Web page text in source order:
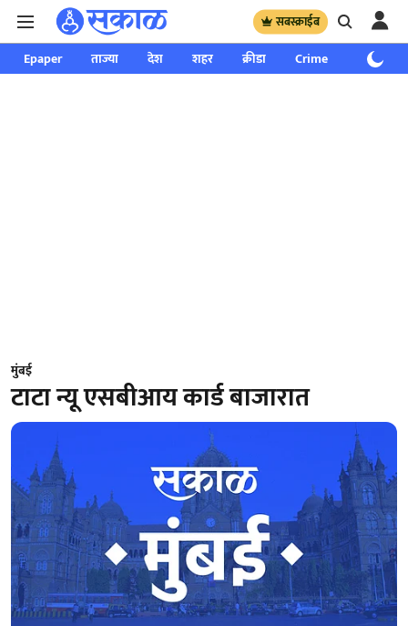
सबस्क्राईब
Epaper ताज्या देश शहर क्रीडा Crime साप्ताहिक
मुंबई
टाटा न्यू एसबीआय कार्ड बाजारात